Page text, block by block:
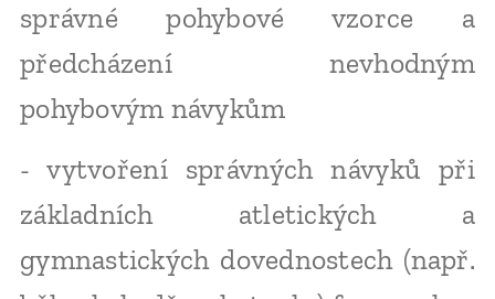
správné pohybové vzorce a
předcházení nevhodným
pohybovým návykům
- vytvoření správných návyků při
základních atletických a
gymnastických dovednostech (např.